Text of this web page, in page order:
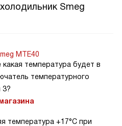
Smeg
MTE40
температура будет в
температурного
3?
температура +17°C при